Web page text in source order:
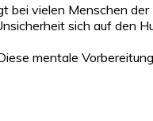
vielen Menschen der
sich auf den
mentale